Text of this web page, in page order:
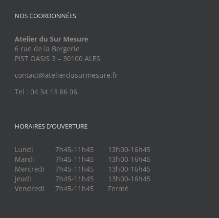
NOS COORDONNÉES
Atelier du Sur Mesure
6 rue de la Bergerie
PIST OASIS 3 – 30100 ALES
contact@atelierdusurmesure.fr
Tel : 04 34 13 86 06
HORAIRES D’OUVERTURE
Lundi 7h45-11h45
13h00-16h45
Mardi
7h45-11h45
13h00-16h45
Mercredi
7h45-11h45
13h00-16h45
Jeudi
7h45-11h45
13h00-16h45
Vendredi
7h45-11h45 Fermé